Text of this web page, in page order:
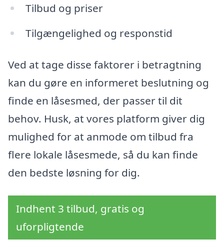
Tilbud og priser
Tilgængelighed og responstid
Ved at tage disse faktorer i betragtning
kan du gøre en informeret beslutning og
finde en låsesmed, der passer til dit
behov. Husk, at vores platform giver dig
mulighed for at anmode om tilbud fra
flere lokale låsesmede, så du kan finde
den bedste løsning for dig.
Indhent 3 tilbud, gratis og
uforpligtende